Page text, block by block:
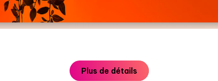
Plus de détails